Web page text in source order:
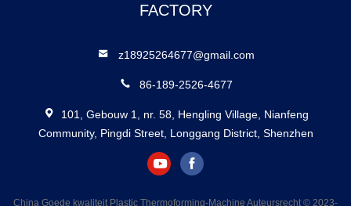
FACTORY
z18925264677@gmail.com
86-189-2526-4677
101, Gebouw 1, nr. 58, Hengling Village, Nianfeng
Community, Pingdi Street, Longgang District, Shenzhen
China Goede kwaliteit Plastic Thermoforming-Machine Auteursrecht © 2023-